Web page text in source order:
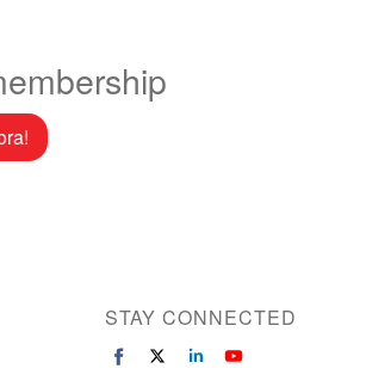
STAY CONNECTED